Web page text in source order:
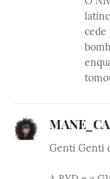
cede
Genti Genti